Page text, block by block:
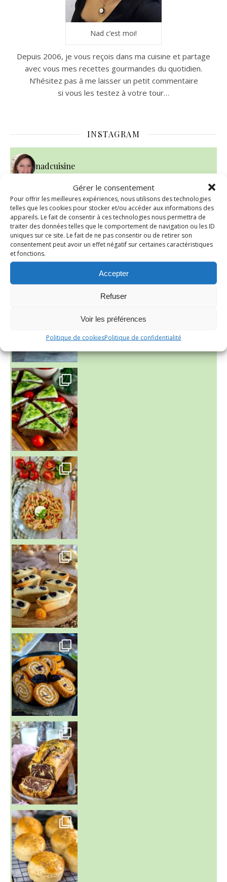
Gérer le consentement
Pour offrir les meilleures expériences, nous utilisons des technologies
telles que les cookies pour stocker et/ou accéder aux informations des
appareils. Le fait de consentir à ces technologies nous permettra de
traiter des données telles que le comportement de navigation ou les ID
uniques sur ce site. Le fait de ne pas consentir ou de retirer son
consentement peut avoir un effet négatif sur certaines caractéristiques
et fonctions.
Accepter
Refuser
Voir les préférences
Politique de cookiesPolitique de confidentialité
Nad c’est moi!
Depuis 2006, je vous reçois dans ma cuisine et partage
avec vous mes recettes gourmandes du quotidien.
N’hésitez pas à me laisser un petit commentaire
si vous les testez à votre tour…
INSTAGRAM
nadcuisine
~ NICE CREAM À LA FRAISE ~
~ SALADE DE PÂTES AUX DEUX TOMATES THON ET BURRA
~ FINANCIERS MYRTILLES ET CITRON ~
Aujourd'hu
~ BUNS MAISON ~
Un peu de boulange par ici au